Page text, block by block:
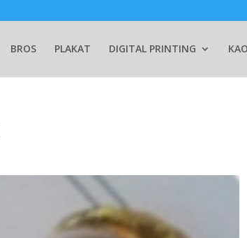
BROS PLAKAT DIGITAL PRINTING